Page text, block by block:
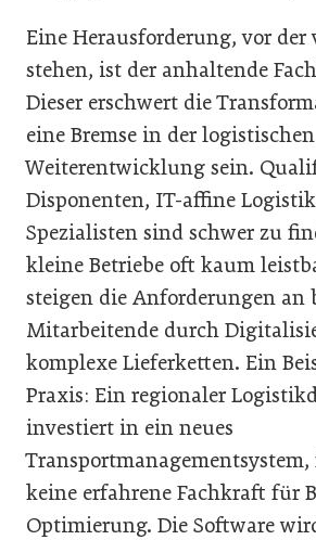
Eine Herausforderung, vor der
stehen, ist der anhaltende
Dieser erschwert die
eine Bremse in der logistischen
Weiterentwicklung sein.
Disponenten, IT-affine
Spezialisten sind schwer zu
kleine Betriebe oft kaum
steigen die Anforderungen an
Mitarbeitende durch
komplexe Lieferketten. Ein
Praxis: Ein regionaler
investiert in ein neues
keine erfahrene Fachkraft für
Optimierung. Die Software